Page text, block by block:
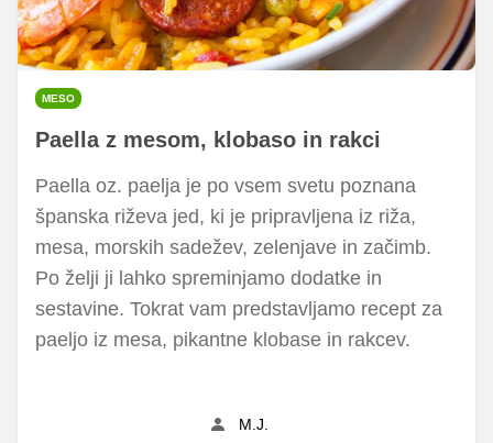
MESO
Paella z mesom, klobaso in rakci
Paella oz. paelja je po vsem svetu poznana
španska riževa jed, ki je pripravljena iz riža,
mesa, morskih sadežev, zelenjave in začimb.
Po želji ji lahko spreminjamo dodatke in
sestavine. Tokrat vam predstavljamo recept za
paeljo iz mesa, pikantne klobase in rakcev.
M.J.